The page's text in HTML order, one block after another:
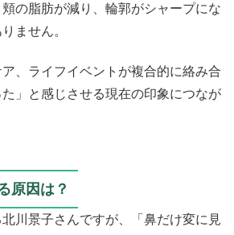
の脂肪が減り、輪郭がシャープにな
ません。
、ライフイベントが複合的に絡み合
」と感じさせる現在の印象につなが
原因は？
川景子さんですが、「鼻だけ変に見